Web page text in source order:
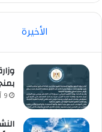
الأخيرة
9 أغسطس، 2026